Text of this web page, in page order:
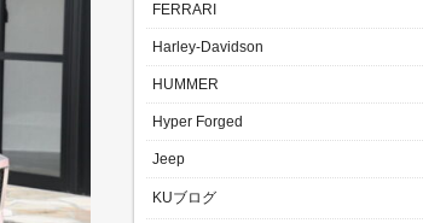
FERRARI
Harley-Davidson
HUMMER
Hyper Forged
Jeep
KUブログ